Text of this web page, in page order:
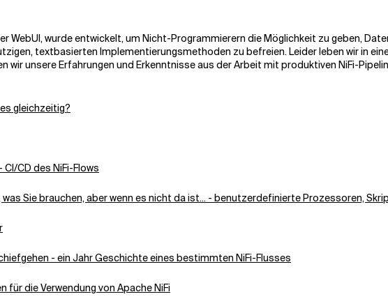
WebUI, wurde entwickelt, um Nicht-Programmierern die Möglichkeit zu geben,
textbasierten Implementierungsmethoden zu befreien. Leider leben wir in
wir unsere Erfahrungen und Erkenntnisse aus der Arbeit mit produktiven NiFi-
gleichzeitig?
CD des NiFi-Flows
Sie brauchen, aber wenn es nicht da ist... - benutzerdefinierte Prozessoren,
- ein Jahr Geschichte eines bestimmten NiFi-Flusses
für die Verwendung von Apache NiFi